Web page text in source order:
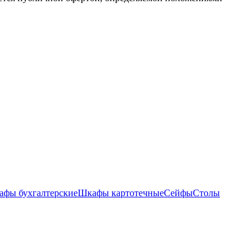
бухгалтерскиеШкафы картотечныеСейфыСтолы